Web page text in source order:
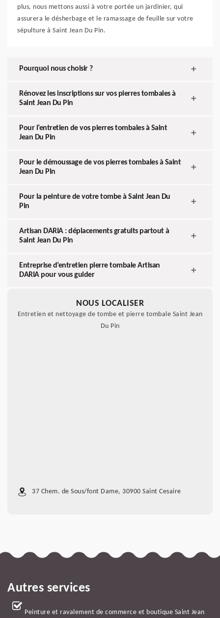
plus, nous mettons aussi à votre portée un jardinier, qui
assurera le désherbage et le ramassage de feuille sur votre
sépulture à Saint Jean Du Pin.
Pourquoi nous choisir ?
Rénovez les inscriptions sur vos pierres tombales à
Saint Jean Du Pin
Pour l’entretien de vos pierres tombales à Saint
Jean Du Pin
Pour le démoussage de vos pierres tombales à Saint
Jean Du Pin
Pour la peinture de votre tombe à Saint Jean Du
Pin
Artisan DARIA : déplacements gratuits partout à
Saint Jean Du Pin
Entreprise d’entretien pierre tombale Artisan
DARIA pour vous guider
NOUS LOCALISER
Entretien et nettoyage de tombe et pierre tombale Saint Jean
Du Pin
37 Chem. de Sous/font Dame, 30900 Saint Cesaire
Autres services
Peinture et ravalement de commerce et boutique Saint Jean